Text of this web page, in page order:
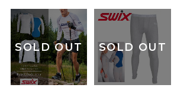
SOLD OUT SOLD OUT